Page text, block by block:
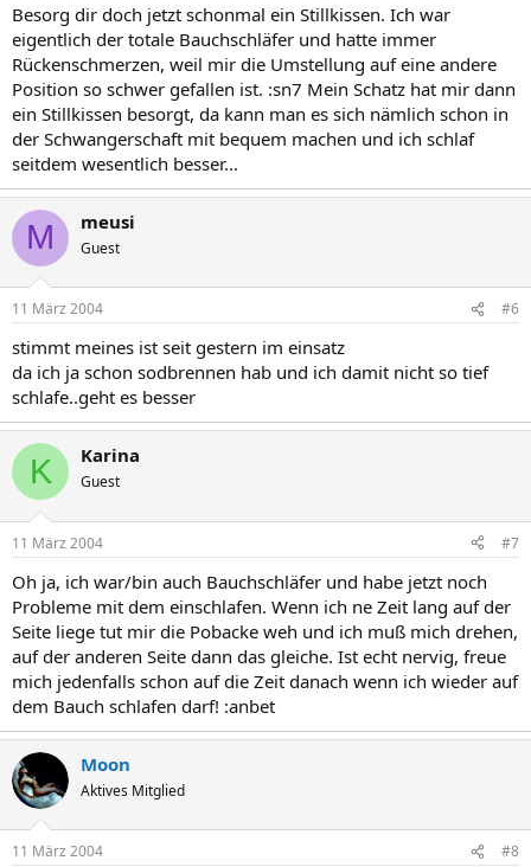
Besorg dir doch jetzt schonmal ein Stillkissen. Ich war
eigentlich der totale Bauchschläfer und hatte immer
Rückenschmerzen, weil mir die Umstellung auf eine andere
Position so schwer gefallen ist. :sn7 Mein Schatz hat mir dann
ein Stillkissen besorgt, da kann man es sich nämlich schon in
der Schwangerschaft mit bequem machen und ich schlaf
seitdem wesentlich besser...
M meusi
Guest
11 März 2004 #6
stimmt meines ist seit gestern im einsatz
da ich ja schon sodbrennen hab und ich damit nicht so tief
schlafe..geht es besser
K Karina
Guest
11 März 2004 #7
Oh ja, ich war/bin auch Bauchschläfer und habe jetzt noch
Probleme mit dem einschlafen. Wenn ich ne Zeit lang auf der
Seite liege tut mir die Pobacke weh und ich muß mich drehen,
auf der anderen Seite dann das gleiche. Ist echt nervig, freue
mich jedenfalls schon auf die Zeit danach wenn ich wieder auf
dem Bauch schlafen darf! :anbet
Moon
Aktives Mitglied
11 März 2004 #8